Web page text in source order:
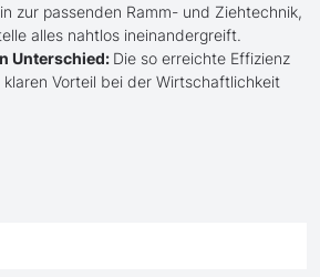
zur passenden Ramm- und Ziehtechnik,
alles nahtlos ineinandergreift.
Unterschied: Die so erreichte Effizienz
Vorteil bei der Wirtschaftlichkeit